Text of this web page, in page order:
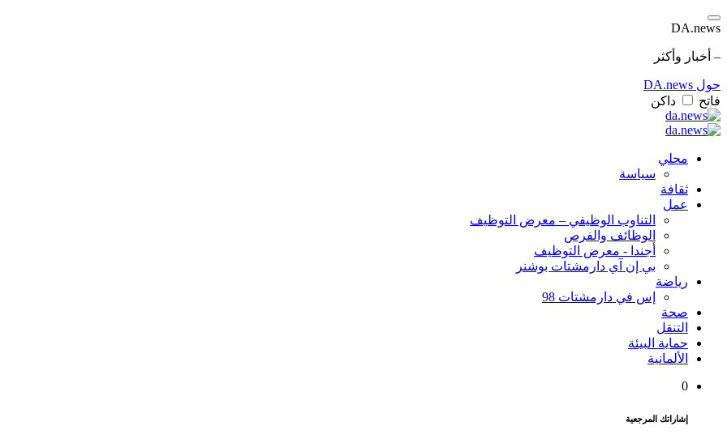
DA.news
– أخبار وأكثر
حول DA.news
فاتح
داكن
محلي
سياسة
ثقافة
عمل
التناوب الوظيفي – معرض التوظيف
الوظائف والفرص
أجندا - معرض التوظيف
بي إن آي دارمشتات بوشنر
رياضة
إس في دارمشتات 98
صحة
التنقل
حماية البيئة
الألمانية
0
إشاراتك المرجعية